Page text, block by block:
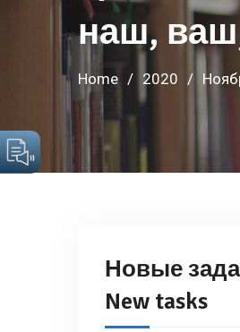
наш,
Home 2020
Новые
New tasks